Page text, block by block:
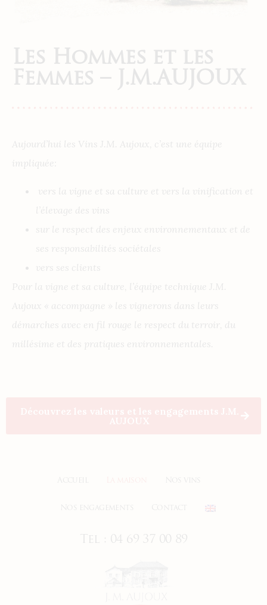
Les Hommes et les
Femmes – J.M.AUJOUX
Aujourd’hui les Vins J.M. Aujoux, c’est une équipe
impliquée:
vers la vigne et sa culture et vers la vinification et
l’élevage des vins
sur le respect des enjeux environnementaux et de
ses responsabilités sociétales
vers ses clients
Pour la vigne et sa culture, l’équipe technique J.M.
Aujoux « accompagne » les vignerons dans leurs
démarches avec en fil rouge le respect du terroir, du
millésime et des pratiques environnementales.
Accueil Nos vins
Nos engagements Contact
Tel : 04 69 37 00 89